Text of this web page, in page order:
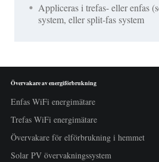
Appliceras i trefas- eller enfas
system, eller split-fas system
Övervakare av energiförbrukning
Enfas WiFi energimätare
Trefas WiFi energimätare
Övervakare för elförbrukning i hemmet
Solar PV övervakningssystem